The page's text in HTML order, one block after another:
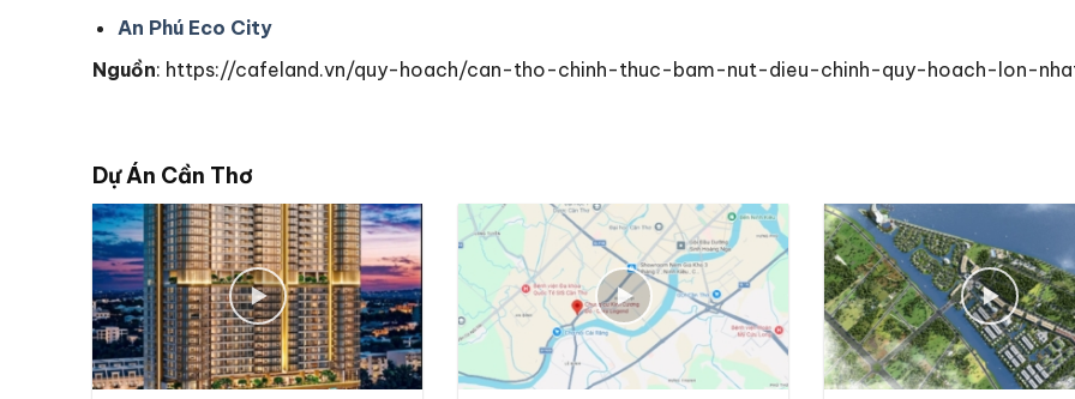
An Phú Eco City
Nguồn: https://cafeland.vn/quy-hoach/can-tho-chinh-thuc-bam-nut-dieu-chinh-quy-hoach-lon-
Dự Án Cần Thơ